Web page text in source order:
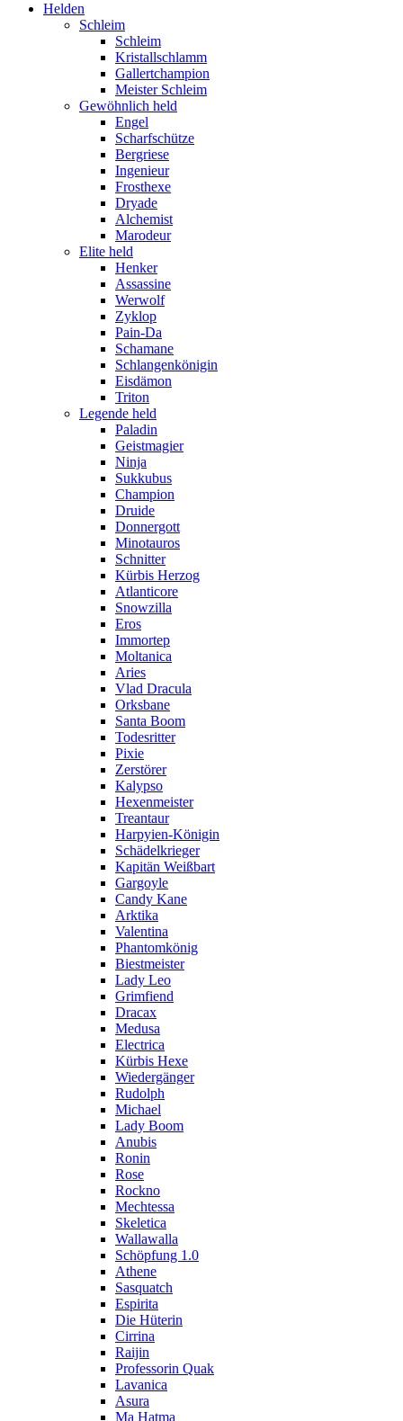
Helden
Schleim
Schleim
Kristallschlamm
Gallertchampion
Meister Schleim
Gewöhnlich held
Engel
Scharfschütze
Bergriese
Ingenieur
Frosthexe
Dryade
Alchemist
Marodeur
Elite held
Henker
Assassine
Werwolf
Zyklop
Pain-Da
Schamane
Schlangenkönigin
Eisdämon
Triton
Legende held
Paladin
Geistmagier
Ninja
Sukkubus
Champion
Druide
Donnergott
Minotauros
Schnitter
Kürbis Herzog
Atlanticore
Snowzilla
Eros
Immortep
Moltanica
Aries
Vlad Dracula
Orksbane
Santa Boom
Todesritter
Pixie
Zerstörer
Kalypso
Hexenmeister
Treantaur
Harpyien-Königin
Schädelkrieger
Kapitän Weißbart
Gargoyle
Candy Kane
Arktika
Valentina
Phantomkönig
Biestmeister
Lady Leo
Grimfiend
Dracax
Medusa
Electrica
Kürbis Hexe
Wiedergänger
Rudolph
Michael
Lady Boom
Anubis
Ronin
Rose
Rockno
Mechtessa
Skeletica
Wallawalla
Schöpfung 1.0
Athene
Sasquatch
Espirita
Die Hüterin
Cirrina
Raijin
Professorin Quak
Lavanica
Asura
Ma Hatma